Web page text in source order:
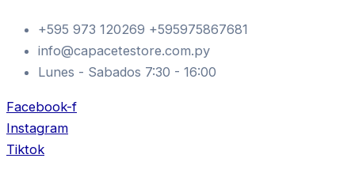
contenido
+595 973 120269 +595975867681
info@capacetestore.com.py
Lunes - Sabados 7:30 - 16:00
Facebook-f
Instagram
Tiktok
BT13
TOURING
41
cantidad